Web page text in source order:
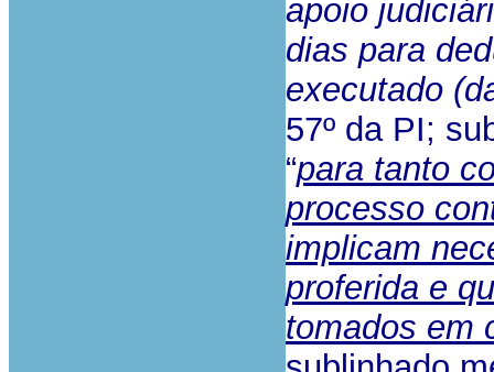
apoio
dias para
executado
57º da PI;
“para tanto
processo
implicam
proferida e
tomados em